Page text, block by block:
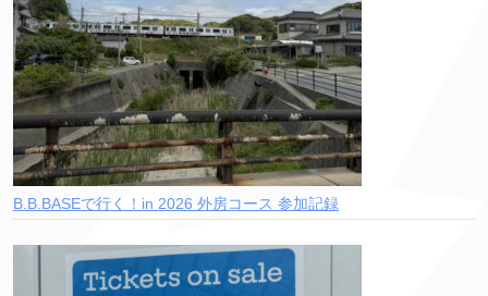
B.B.BASEで行く！in 2026 外房コース 参加記録